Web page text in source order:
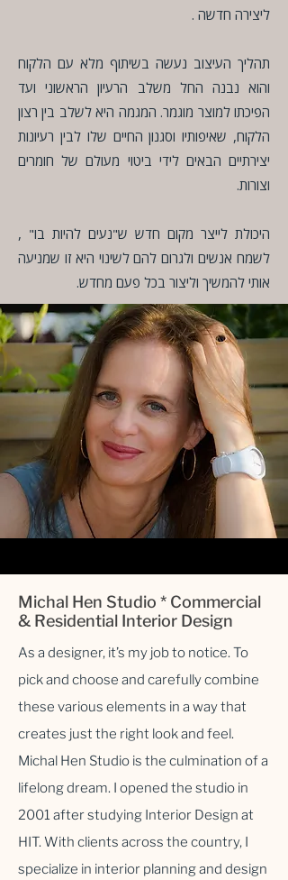
ליצירה חדשה .
תהליך העיצוב נעשה בשיתוף מלא עם הלקוח
והוא נבנה החל משלב הרעיון הראשוני ועד
הפיכתו למוצר מוגמר. המגמה היא לשלב בין רצון
הלקוח, שאיפותיו וסגנון החיים שלו לבין רעיונות
יצירתיים הבאים לידי ביטוי מעולם של חומרים
וצורות.
היכולת לייצר מקום חדש ש"נעים להיות בו" ,
לשמח אנשים ולגרום להם לשינוי היא זו שמניעה
אותי להמשיך וליצור בכל פעם מחדש.
Michal Hen Studio * Commercial
& Residential Interior Design
As a designer, it’s my job to notice. To
pick and choose and carefully combine
these various elements in a way that
creates just the right look and feel.
Michal Hen Studio is the culmination of a
lifelong dream. I opened the studio in
2001 after studying Interior Design at
HIT. With clients across the country, I
specialize in interior planning and design